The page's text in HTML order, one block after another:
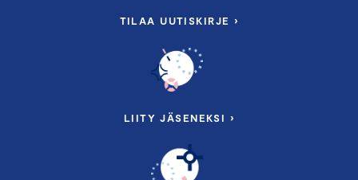
TILAA UUTISKIRJE ›
LIITY JÄSENEKSI ›